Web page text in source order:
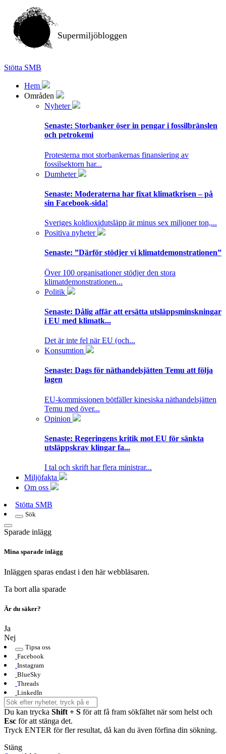
Supermiljöbloggen
Stötta SMB
Hem
Områden
Nyheter
Senaste: Storbanker öser in pengar i fossilbränslen
och petrokemi
Protesterna mot storbankernas finansiering av
fossilsektorn har...
Dumheter
Senaste: Moderaterna har fixat klimatkrisen – på
sin Facebook-sida!
Sveriges koldioxidutsläpp är minus sex miljoner ton,...
Positiva nyheter
Senaste: ”Därför stödjer vi klimatdemonstrationen”
Över 100 organisationer stödjer den stora
klimatdemonstrationen...
Politik
Senaste: Dålig affär att ersätta utsläppsminskningar
i EU med klimatk...
Det är inte fel när EU (och...
Konsumtion
Senaste: Dags för näthandelsjätten Temu att följa
lagen
EU-kommissionen bötfäller kinesiska näthandelsjätten
Temu med över...
Opinion
Senaste: Regeringens kritik mot EU för sänkta
utsläppskrav klingar fa...
I tal och skrift har flera ministrar...
Miljöfakta
Om oss
Stötta SMB
Sök
Sparade inlägg
Mina sparade inlägg
Inläggen sparas endast i den här webbläsaren.
Ta bort alla sparade
Är du säker?
Ja
Nej
Tipsa oss
Facebook
Instagram
BlueSky
Threads
LinkedIn
Du kan trycka Shift + S för att få fram sökfältet när som helst och
Esc för att stänga det.
Tryck ENTER för fler resultat, då kan du även förfina din sökning.
Stäng